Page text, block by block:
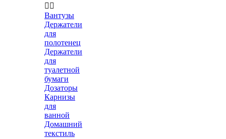
 
Вантузы
Держатели
для
полотенец
Держатели
для
туалетной
бумаги
Дозаторы
Карнизы
для
ванной
Домашний
текстиль